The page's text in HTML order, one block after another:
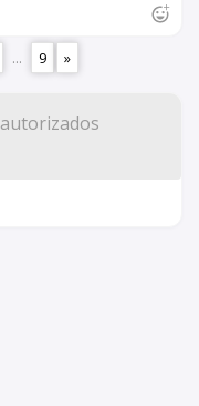
... 9 »